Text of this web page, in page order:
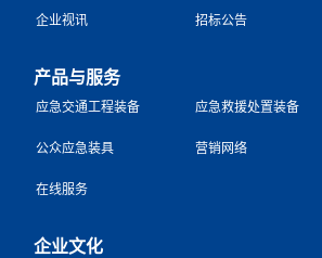
企业视讯 招标公告
产品与服务
应急交通工程装备 应急救援处置装备
公众应急装具 营销网络
在线服务
企业文化